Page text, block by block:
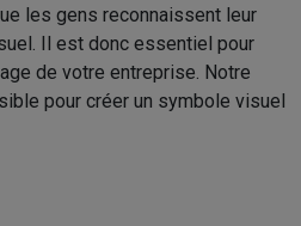
les gens reconnaissent leur
Il est donc essentiel pour
de votre entreprise. Notre
pour créer un symbole visuel